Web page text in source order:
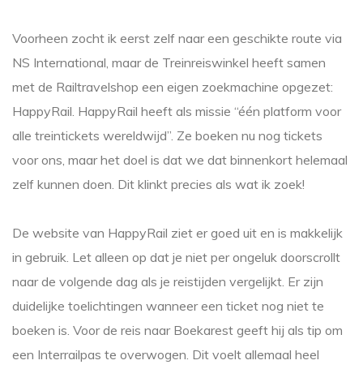
Voorheen zocht ik eerst zelf naar een geschikte route via
NS International, maar de Treinreiswinkel heeft samen
met de Railtravelshop een eigen zoekmachine opgezet:
HappyRail. HappyRail heeft als missie “één platform voor
alle treintickets wereldwijd”. Ze boeken nu nog tickets
voor ons, maar het doel is dat we dat binnenkort helemaal
zelf kunnen doen. Dit klinkt precies als wat ik zoek!
De website van HappyRail ziet er goed uit en is makkelijk
in gebruik. Let alleen op dat je niet per ongeluk doorscrollt
naar de volgende dag als je reistijden vergelijkt. Er zijn
duidelijke toelichtingen wanneer een ticket nog niet te
boeken is. Voor de reis naar Boekarest geeft hij als tip om
een Interrailpas te overwogen. Dit voelt allemaal heel